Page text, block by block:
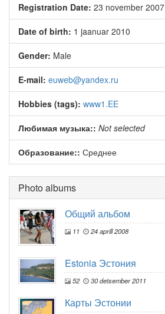
Registration Date: 23 november 2007
Date of birth: 1 jaanuar 2010
Gender: Male
E-mail: euweb@yandex.ru
Hobbies (tags): www1.EE
Любимая музыка:: Not selected
Образование:: Среднее
Photo albums
Общий альбом
11 24 aprill 2008
Estonia Эстония
52 30 detsember 2011
Карты Эстонии